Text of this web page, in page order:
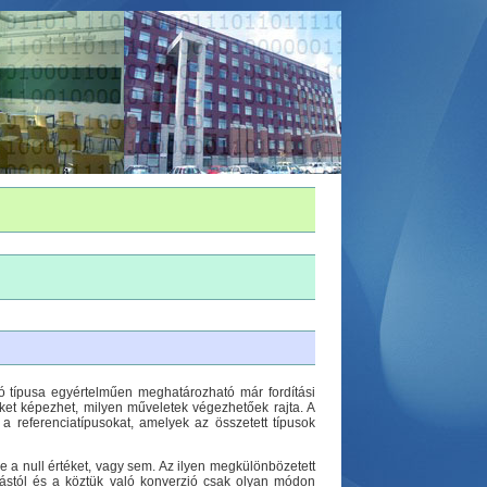
egyértelműen meghatározható már fordítási
képezhet, milyen műveletek végezhetőek rajta. A
referenciatípusokat, amelyek az összetett típusok
a null értéket, vagy sem. Az ilyen megkülönbözetett
és a köztük való konverzió csak olyan módon